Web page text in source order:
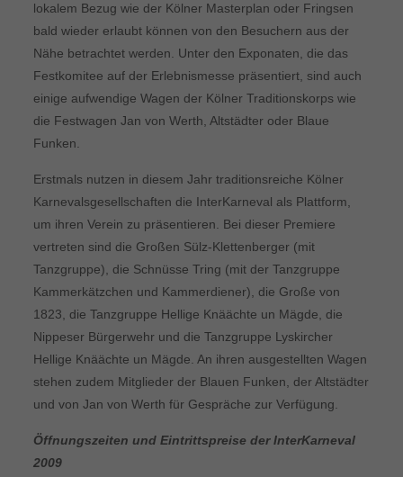
lokalem Bezug wie der Kölner Masterplan oder Fringsen
bald wieder erlaubt können von den Besuchern aus der
Nähe betrachtet werden. Unter den Exponaten, die das
Festkomitee auf der Erlebnismesse präsentiert, sind auch
einige aufwendige Wagen der Kölner Traditionskorps wie
die Festwagen Jan von Werth, Altstädter oder Blaue
Funken.
Erstmals nutzen in diesem Jahr traditionsreiche Kölner
Karnevalsgesellschaften die InterKarneval als Plattform,
um ihren Verein zu präsentieren. Bei dieser Premiere
vertreten sind die Großen Sülz-Klettenberger (mit
Tanzgruppe), die Schnüsse Tring (mit der Tanzgruppe
Kammerkätzchen und Kammerdiener), die Große von
1823, die Tanzgruppe Hellige Knäächte un Mägde, die
Nippeser Bürgerwehr und die Tanzgruppe Lyskircher
Hellige Knäächte un Mägde. An ihren ausgestellten Wagen
stehen zudem Mitglieder der Blauen Funken, der Altstädter
und von Jan von Werth für Gespräche zur Verfügung.
Öffnungszeiten und Eintrittspreise der InterKarneval
2009